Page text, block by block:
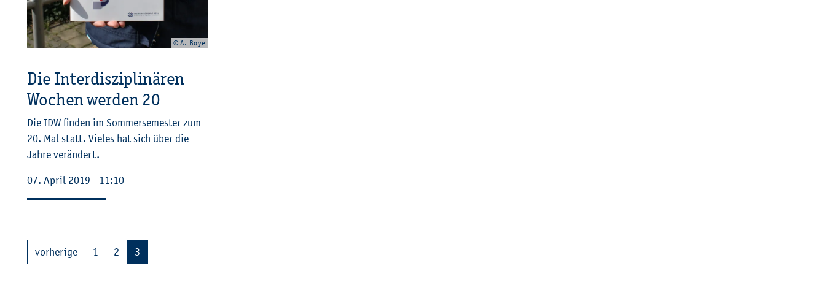
© A. Boye
Die In­ter­dis­zi­pli­nä­ren
Wo­chen wer­den 20
Die IDW fin­den im Som­mer­se­mes­ter zum
20. Mal statt. Vie­les hat sich über die
Jahre ver­än­dert.
07. April 2019 - 11:10
vor­he­ri­ge 1 2 3